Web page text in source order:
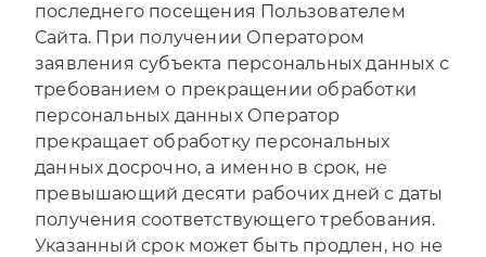
последнего посещения Пользователем
Сайта. При получении Оператором
заявления субъекта персональных данных с
требованием о прекращении обработки
персональных данных Оператор
прекращает обработку персональных
данных досрочно, а именно в срок, не
превышающий десяти рабочих дней с даты
получения соответствующего требования.
Указанный срок может быть продлен, но не